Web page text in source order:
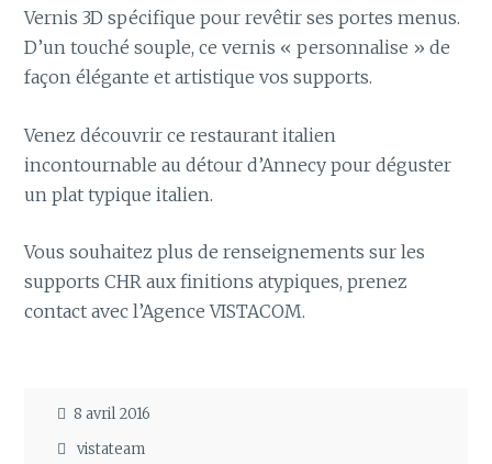
Vernis 3D spécifique pour revêtir ses portes menus.
D’un touché souple, ce vernis « personnalise » de
façon élégante et artistique vos supports.
Venez découvrir ce restaurant italien
incontournable au détour d’Annecy pour déguster
un plat typique italien.
Vous souhaitez plus de renseignements sur les
supports CHR aux finitions atypiques, prenez
contact avec l’Agence VISTACOM.
8 avril 2016
vistateam